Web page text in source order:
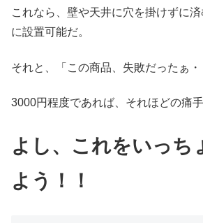
これなら、壁や天井に穴を掛けずに
に設置可能だ。
それと、「この商品、失敗だったぁ・
3000円程度であれば、それほどの痛手
よし、これをいっち
よう！！